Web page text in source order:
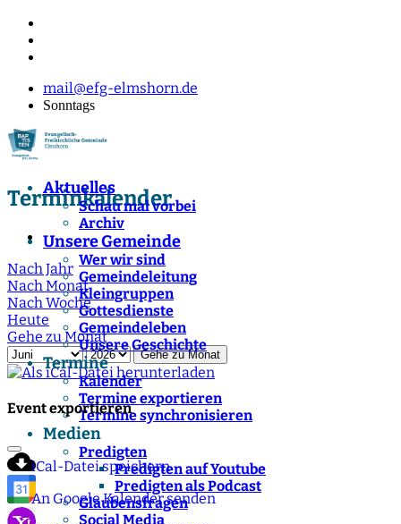
mail@efg-elmshorn.de
Sonntags
Aktuelles
Schau mal vorbei
Archiv
Unsere Gemeinde
Wer wir sind
Gemeindeleitung
Kleingruppen
Gottesdienste
Gemeindeleben
Unsere Geschichte
Termine
Kalender
Termine exportieren
Termine synchronisieren
Medien
Predigten
Predigten auf Youtube
Predigten als Podcast
Glaubensfragen
Social Media
Terminkalender
Nach Jahr
Nach Monat
Nach Woche
Heute
Gehe zu Monat
Gehe zu Monat
Event exportieren
iCal-Datei speichern
An Google Kalender senden